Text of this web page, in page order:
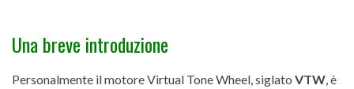
Una breve introduzione
Personalmente il motore Virtual Tone Wheel, siglato VTW, è